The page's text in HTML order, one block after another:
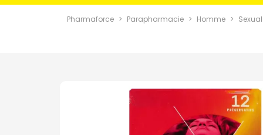
Pharmaforce Parapharmacie Homme